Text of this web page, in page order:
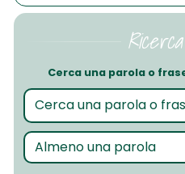
Cerca una parola o